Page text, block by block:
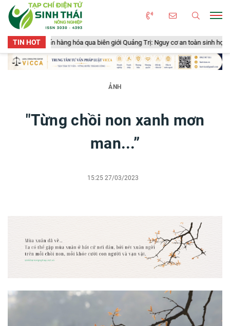
TIN HOT
tấn hàng hóa qua biên giới Quảng Trị: Nguy cơ an toàn sinh học, an toàn
ẢNH
"Từng chồi non xanh mơn
man...”
15:25 27/03/2023